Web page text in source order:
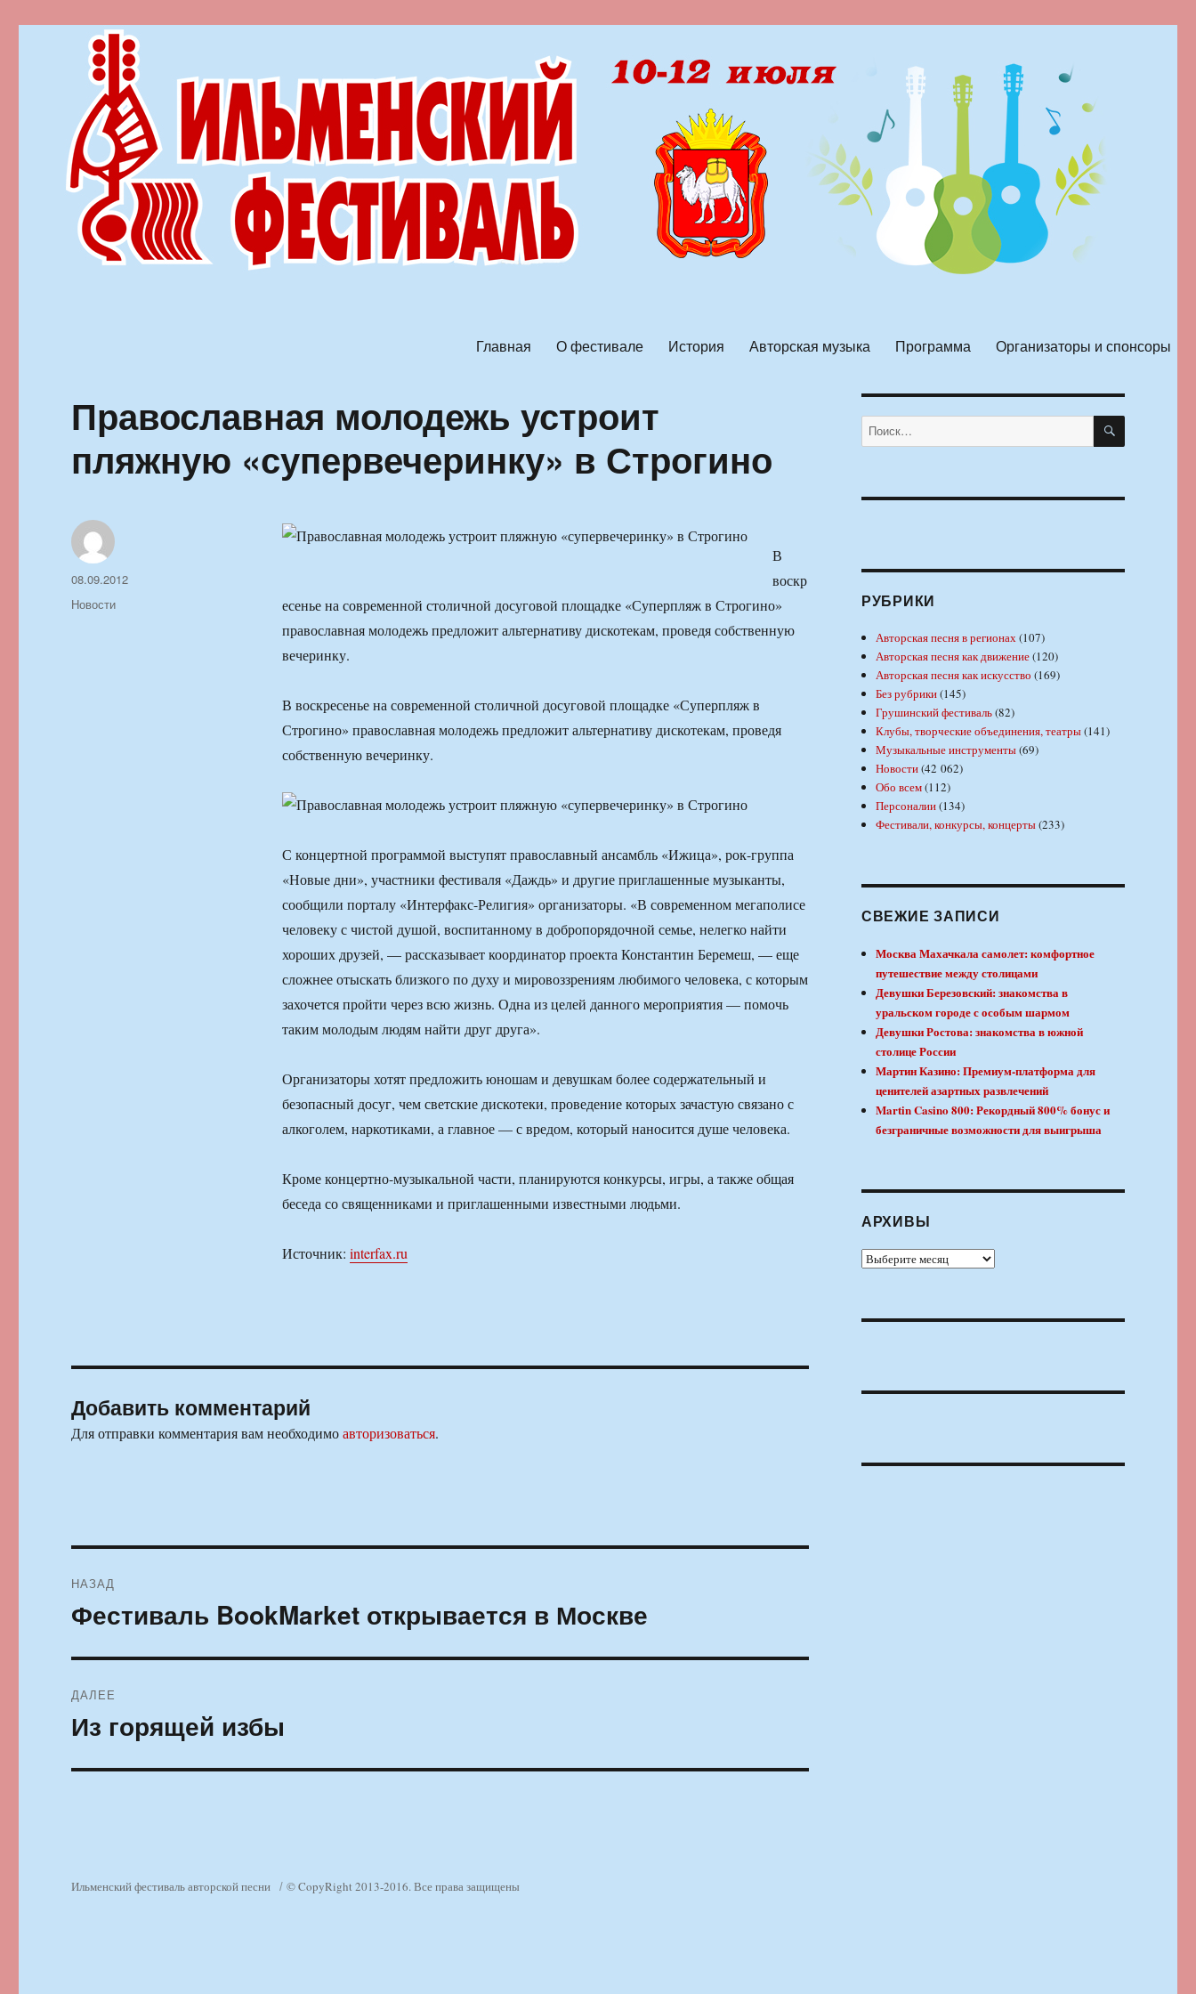
Главная О фестивале История Авторская музыка Программа Организаторы и спонсоры
Православная молодежь устроит
пляжную «супервечеринку» в Строгино
В
воскр
есенье на современной столичной досуговой площадке «Суперпляж в Строгино»
православная молодежь предложит альтернативу дискотекам, проведя собственную
вечеринку.
В воскресенье на современной столичной досуговой площадке «Суперпляж в
Строгино» православная молодежь предложит альтернативу дискотекам, проведя
собственную вечеринку.
С концертной программой выступят православный ансамбль «Ижица», рок-группа
«Новые дни», участники фестиваля «Даждь» и другие приглашенные музыканты,
сообщили порталу «Интерфакс-Религия» организаторы. «В современном мегаполисе
человеку с чистой душой, воспитанному в добропорядочной семье, нелегко найти
хороших друзей, — рассказывает координатор проекта Константин Беремеш, — еще
сложнее отыскать близкого по духу и мировоззрениям любимого человека, с которым
захочется пройти через всю жизнь. Одна из целей данного мероприятия — помочь
таким молодым людям найти друг друга».
Организаторы хотят предложить юношам и девушкам более содержательный и
безопасный досуг, чем светские дискотеки, проведение которых зачастую связано с
алкоголем, наркотиками, а главное — с вредом, который наносится душе человека.
Кроме концертно-музыкальной части, планируются конкурсы, игры, а также общая
беседа со священниками и приглашенными известными людьми.
Источник: interfax.ru
Автор
Опубликовано
08.09.2012
Рубрики
Новости
Добавить комментарий
Для отправки комментария вам необходимоавторизоваться.
по
НАЗАД
Предыдущая
Фестиваль BookMarket открывается в Москве
ДАЛЕЕ
Следующая
Из горящей избы
Искать: ПОИСК
РУБРИКИ
Авторская песня в регионах(107)
Авторская песня как движение(120)
Авторская песня как искусство (169)
Без рубрики(145)
Грушинский фестиваль(82)
Клубы, творческие объединения, театры(141)
Музыкальные инструменты(69)
Новости(42 062)
Обо всем(112)
Персоналии(134)
Фестивали, конкурсы, концерты(233)
СВЕЖИЕ ЗАПИСИ
Москва Махачкала самолет: комфортное
путешествие между столицами
Девушки Березовский: знакомства в
уральском городе с особым шармом
Девушки Ростова: знакомства в южной
столице России
Мартин Казино: Премиум-платформа для
ценителей азартных развлечений
Martin Casino 800: Рекордный 800% бонус и
безграничные возможности для выигрыша
АРХИВЫ
Архивы
Ильменский фестиваль авторской песни © CopyRight 2013-2016. Все права защищены